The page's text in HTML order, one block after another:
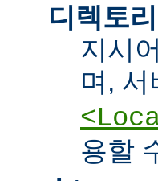
디렉토
지시
며, 서
용할